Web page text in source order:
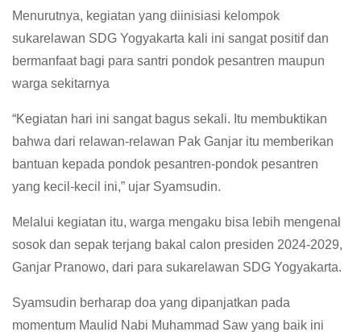
Menurutnya, kegiatan yang diinisiasi kelompok
sukarelawan SDG Yogyakarta kali ini sangat positif dan
bermanfaat bagi para santri pondok pesantren maupun
warga sekitarnya
“Kegiatan hari ini sangat bagus sekali. Itu membuktikan
bahwa dari relawan-relawan Pak Ganjar itu memberikan
bantuan kepada pondok pesantren-pondok pesantren
yang kecil-kecil ini,” ujar Syamsudin.
Melalui kegiatan itu, warga mengaku bisa lebih mengenal
sosok dan sepak terjang bakal calon presiden 2024-2029,
Ganjar Pranowo, dari para sukarelawan SDG Yogyakarta.
Syamsudin berharap doa yang dipanjatkan pada
momentum Maulid Nabi Muhammad Saw yang baik ini